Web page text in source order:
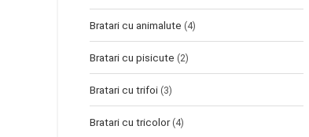
Bratari cu animalute (4)
Bratari cu pisicute (2)
Bratari cu trifoi (3)
Bratari cu tricolor (4)